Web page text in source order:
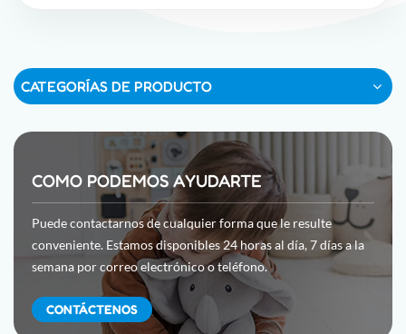
CATEGORÍAS DE PRODUCTO
COMO PODEMOS AYUDARTE
Puede contactarnos de cualquier forma que le resulte
conveniente. Estamos disponibles 24 horas al día, 7 días a la
semana por correo electrónico o teléfono.
CONTÁCTENOS